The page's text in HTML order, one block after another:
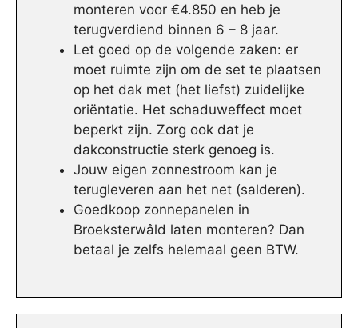
monteren voor €4.850 en heb je
terugverdiend binnen 6 – 8 jaar.
Let goed op de volgende zaken: er
moet ruimte zijn om de set te plaatsen
op het dak met (het liefst) zuidelijke
oriëntatie. Het schaduweffect moet
beperkt zijn. Zorg ook dat je
dakconstructie sterk genoeg is.
Jouw eigen zonnestroom kan je
terugleveren aan het net (salderen).
Goedkoop zonnepanelen in
Broeksterwâld laten monteren? Dan
betaal je zelfs helemaal geen BTW.